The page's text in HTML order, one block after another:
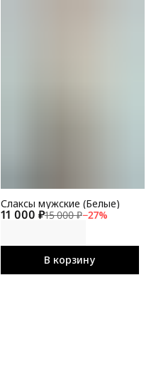
11 000 ₽15 000 ₽−27%
Слаксы мужские (Белые)
В корзину